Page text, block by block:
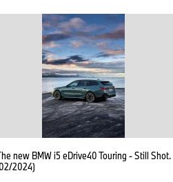
new BMW i5 eDrive40 Touring - Still Shot.
2024)